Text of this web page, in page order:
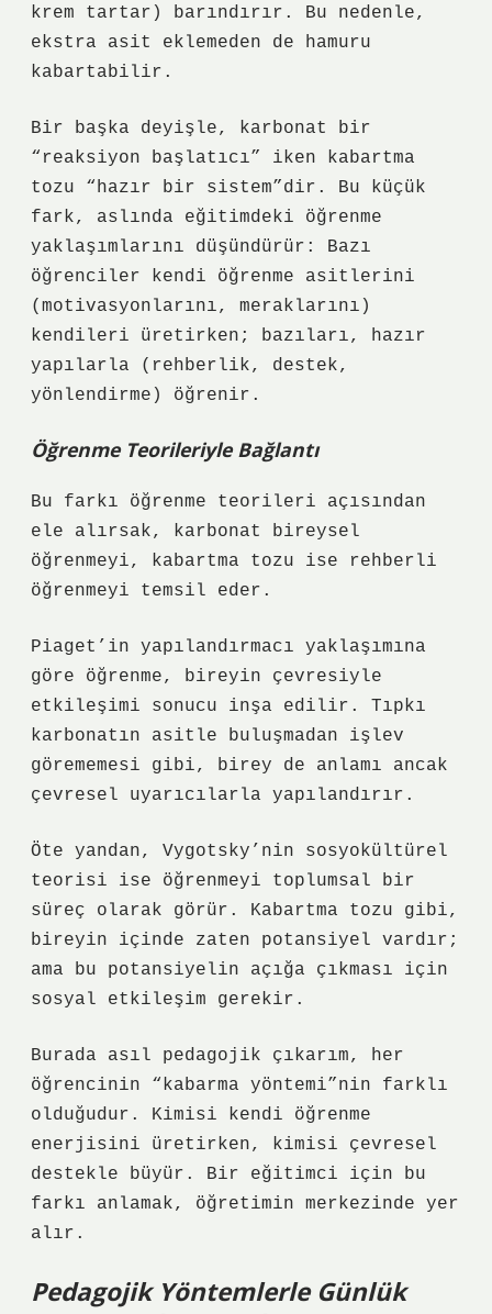
krem tartar) barındırır. Bu nedenle,
ekstra asit eklemeden de hamuru
kabartabilir.
Bir başka deyişle, karbonat bir
“reaksiyon başlatıcı” iken kabartma
tozu “hazır bir sistem”dir. Bu küçük
fark, aslında eğitimdeki öğrenme
yaklaşımlarını düşündürür: Bazı
öğrenciler kendi öğrenme asitlerini
(motivasyonlarını, meraklarını)
kendileri üretirken; bazıları, hazır
yapılarla (rehberlik, destek,
yönlendirme) öğrenir.
Öğrenme Teorileriyle Bağlantı
Bu farkı öğrenme teorileri açısından
ele alırsak, karbonat bireysel
öğrenmeyi, kabartma tozu ise rehberli
öğrenmeyi temsil eder.
Piaget’in yapılandırmacı yaklaşımına
göre öğrenme, bireyin çevresiyle
etkileşimi sonucu inşa edilir. Tıpkı
karbonatın asitle buluşmadan işlev
görememesi gibi, birey de anlamı ancak
çevresel uyarıcılarla yapılandırır.
Öte yandan, Vygotsky’nin sosyokültürel
teorisi ise öğrenmeyi toplumsal bir
süreç olarak görür. Kabartma tozu gibi,
bireyin içinde zaten potansiyel vardır;
ama bu potansiyelin açığa çıkması için
sosyal etkileşim gerekir.
Burada asıl pedagojik çıkarım, her
öğrencinin “kabarma yöntemi”nin farklı
olduğudur. Kimisi kendi öğrenme
enerjisini üretirken, kimisi çevresel
destekle büyür. Bir eğitimci için bu
farkı anlamak, öğretimin merkezinde yer
alır.
Pedagojik Yöntemlerle Günlük